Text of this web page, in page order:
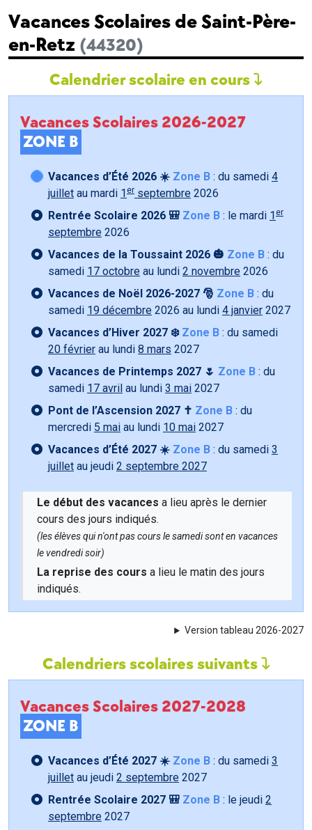
Vacances Scolaires de Saint-Père-
en-Retz (44320)
Calendrier scolaire en cours
Vacances Scolaires 2026-2027
ZONE B
Vacances d’Été 2026 ☀️ Zone B : du samedi 4
juillet au mardi 1 er septembre 2026
Rentrée Scolaire 2026 🎒 Zone B : le mardi 1 er
septembre 2026
Vacances de la Toussaint 2026 🎃 Zone B : du
samedi 17 octobre au lundi 2 novembre 2026
Vacances de Noël 2026-2027 🎅 Zone B : du
samedi 19 décembre 2026 au lundi 4 janvier 2027
Vacances d’Hiver 2027 ❄️ Zone B : du samedi
20 février au lundi 8 mars 2027
Vacances de Printemps 2027 🌷 Zone B : du
samedi 17 avril au lundi 3 mai 2027
Pont de l’Ascension 2027 ✝️ Zone B : du
mercredi 5 mai au lundi 10 mai 2027
Vacances d’Été 2027 ☀️ Zone B : du samedi 3
juillet au jeudi 2 septembre 2027
Le début des vacances a lieu après le dernier
cours des jours indiqués.
(les élèves qui n'ont pas cours le samedi sont en vacances
le vendredi soir)
La reprise des cours a lieu le matin des jours
indiqués.
Version tableau 2026-2027
Calendriers scolaires suivants
Vacances Scolaires 2027-2028
ZONE B
Vacances d’Été 2027 ☀️ Zone B : du samedi 3
juillet au jeudi 2 septembre 2027
Rentrée Scolaire 2027 🎒 Zone B : le jeudi 2
septembre 2027